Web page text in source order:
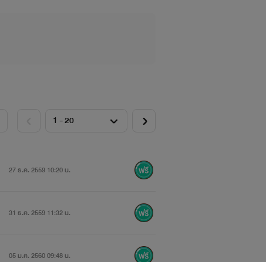
27 ธ.ค. 2559 10:20 น.
31 ธ.ค. 2559 11:32 น.
05 ม.ค. 2560 09:48 น.